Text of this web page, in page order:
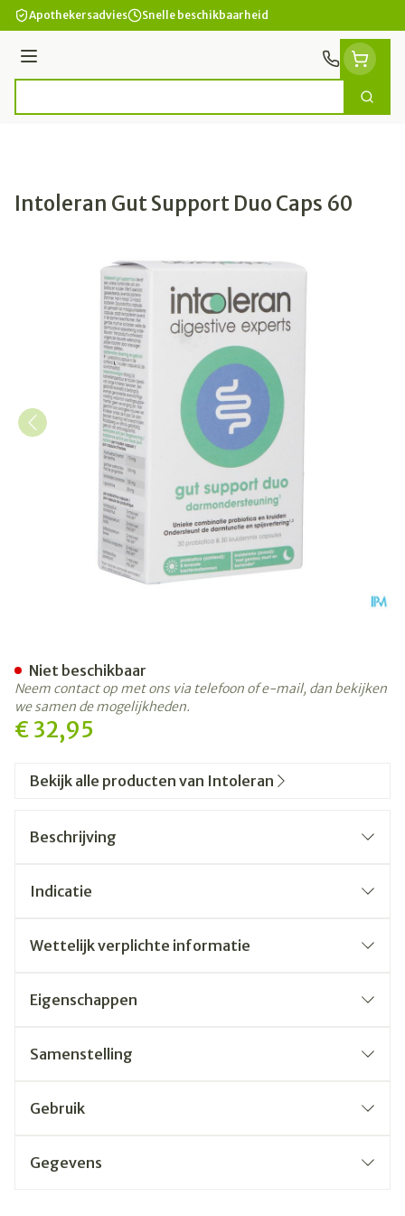
Ga naar de inhoud
Apothekersadvies Snelle beschikbaarheid
Menu
Zoek
Intoleran Gut Support Duo Caps 60
€ 32,95
Niet beschikbaar
Neem contact op met ons via telefoon of e-mail, dan bekijken
we samen de mogelijkheden.
Bekijk alle producten van Intoleran
Beschrijving
Indicatie
Wettelijk verplichte informatie
Eigenschappen
Samenstelling
Gebruik
Gegevens